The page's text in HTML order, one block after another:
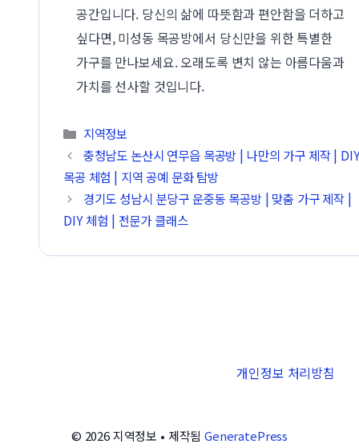
공간입니다. 당신의 삶에 따뜻함과 편안함을 더하고
싶다면, 미성동 목공방에서 당신만을 위한 특별한
가구를 만나보세요. 오래도록 변치 않는 아름다움과
가치를 선사할 것입니다.
카테고리
지역정보
충청남도 논산시 연무읍 목공방 | 나만의 가구 제작 |
목공 체험 | 지역 공예 문화 탐방
경기도 성남시 분당구 운중동 목공방 | 맞춤 가구 제작 |
DIY 체험 | 전문가 클래스
개인정보 처리방침
© 2026 지역정보 • 제작됨GeneratePress